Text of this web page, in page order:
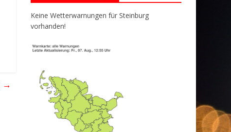
→
Keine Wetterwarnungen für Steinburg
vorhanden!